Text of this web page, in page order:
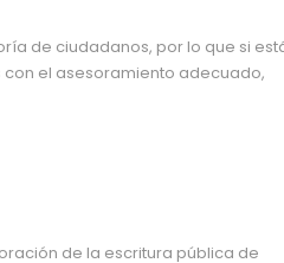
de ciudadanos, por lo que si
el asesoramiento adecuado,
de la escritura pública de